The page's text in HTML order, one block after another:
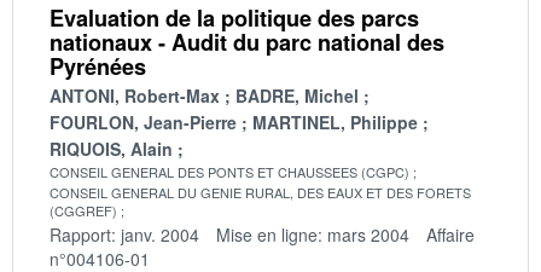
Evaluation de la politique des parcs
nationaux - Audit du parc national des
Pyrénées
ANTONI, Robert-Max
BADRE, Michel
FOURLON, Jean-Pierre
MARTINEL, Philippe
RIQUOIS, Alain
CONSEIL GENERAL DES PONTS ET CHAUSSEES (CGPC)
CONSEIL GENERAL DU GENIE RURAL, DES EAUX ET DES FORETS
(CGGREF)
Rapport: janv. 2004 Mise en ligne: mars 2004
Affaire
n°004106-01